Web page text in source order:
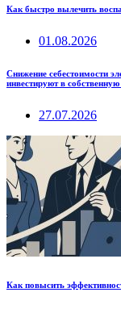
Как быстро вылечить
01.08.2026
Снижение себестоимости
инвестируют в
27.07.2026
Как повысить